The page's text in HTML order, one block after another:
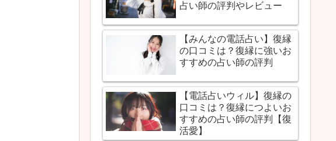
占い師の評判やレビュー
【みんなの電話占い】復縁
の口コミは？復縁に強いお
すすめの占い師の評判
【電話占いウィル】復縁の
口コミは？復縁につよいお
すすめの占い師の評判【復
活愛】